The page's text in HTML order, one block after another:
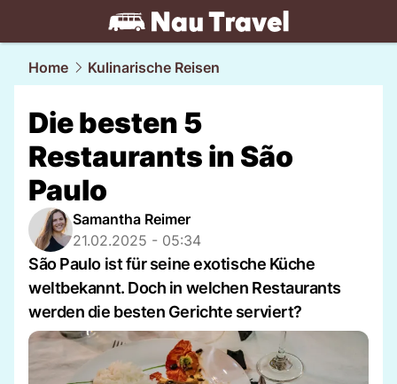
travel.NAU.ch
Home Kulinarische Reisen
Die besten 5
Restaurants in São
Paulo
Samantha Reimer
21.02.2025 - 05:34
São Paulo ist für seine exotische Küche
weltbekannt. Doch in welchen Restaurants
werden die besten Gerichte serviert?